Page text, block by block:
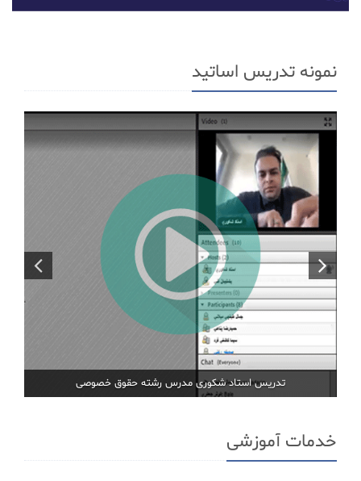
نمونه تدریس اساتید
تدریس استاد شکوری مدرس رشته حقوق خصوصی
خدمات آموزشی